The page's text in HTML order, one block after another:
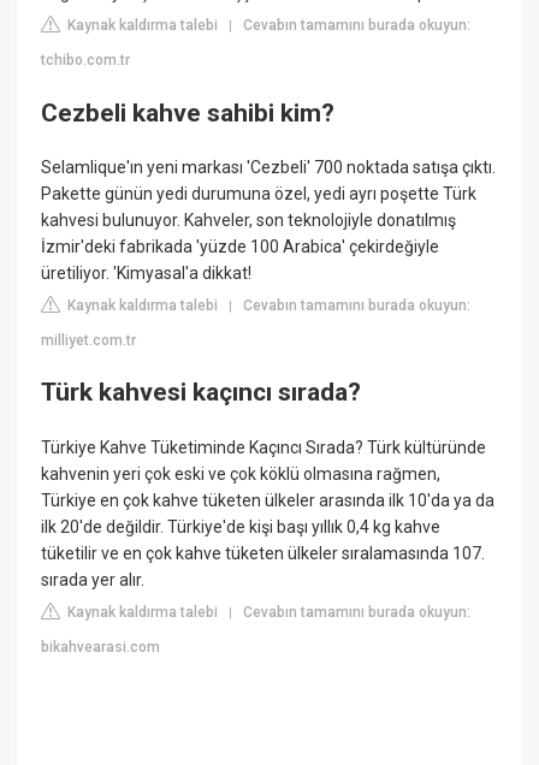
Kaynak kaldırma talebi |Cevabın tamamını burada okuyun:
tchibo.com.tr
Cezbeli kahve sahibi kim?
Selamlique'ın yeni markası 'Cezbeli' 700 noktada satışa çıktı.
Pakette günün yedi durumuna özel, yedi ayrı poşette Türk
kahvesi bulunuyor. Kahveler, son teknolojiyle donatılmış
İzmir'deki fabrikada 'yüzde 100 Arabica' çekirdeğiyle
üretiliyor. 'Kimyasal'a dikkat!
Kaynak kaldırma talebi |Cevabın tamamını burada okuyun:
milliyet.com.tr
Türk kahvesi kaçıncı sırada?
Türkiye Kahve Tüketiminde Kaçıncı Sırada? Türk kültüründe
kahvenin yeri çok eski ve çok köklü olmasına rağmen,
Türkiye en çok kahve tüketen ülkeler arasında ilk 10'da ya da
ilk 20'de değildir. Türkiye'de kişi başı yıllık 0,4 kg kahve
tüketilir ve en çok kahve tüketen ülkeler sıralamasında 107.
sırada yer alır.
Kaynak kaldırma talebi |Cevabın tamamını burada okuyun:
bikahvearasi.com